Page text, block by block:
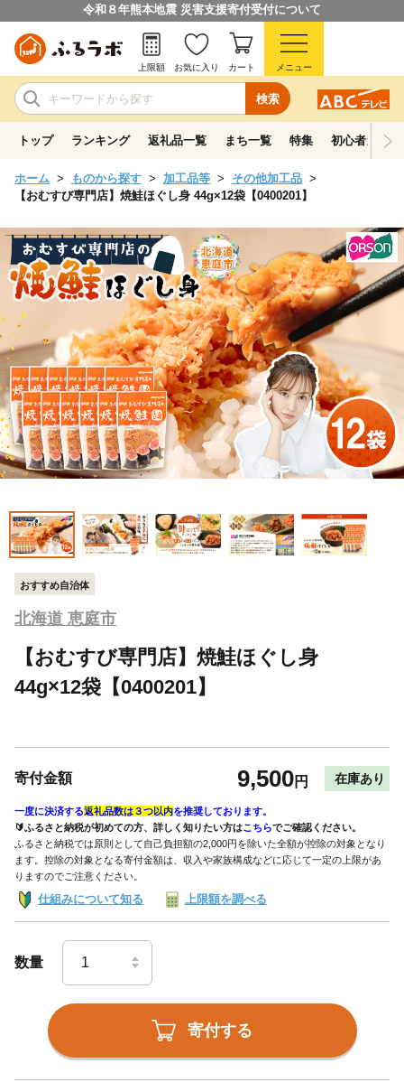
令和８年熊本地震 災害支援寄付受付について
検索
上限額 お気に入り カート メニュー
トップ ランキング 返礼品一覧 まち一覧 特集 初心者ガイド
ホーム ものから探す 加工品等
その他加工品
【おむすび専門店】焼鮭ほぐし身 44g×12袋【0400201】
おすすめ自治体
北海道 恵庭市
【おむすび専門店】焼鮭ほぐし身
44g×12袋【0400201】
寄付金額 9,500円 在庫あり
一度に決済する返礼品数は３つ以内を推奨しております。
🔰ふるさと納税が初めての方、詳しく知りたい方はこちらでご確認ください。
ふるさと納税では原則として自己負担額の2,000円を除いた全額が控除の対象となり
ます。控除の対象となる寄付金額は、収入や家族構成などに応じて一定の上限があ
りますのでご注意ください。
仕組みについて知る 上限額を調べる
数量
寄付する